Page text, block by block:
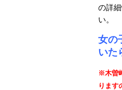
の詳
い。
女の
いた
※木曽
ります